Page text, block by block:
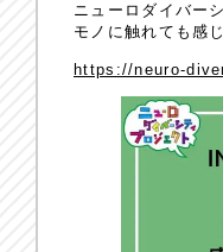
ニューロダイバー
モノに触れても感
https://neuro-